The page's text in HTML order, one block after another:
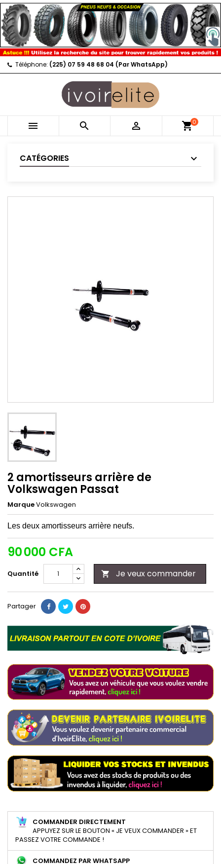
Téléphone: (225) 07 59 48 68 04 (Par WhatsApp)
   shopping_cart0
CATÉGORIES
2 amortisseurs arrière de
Volkswagen Passat
MarqueVolkswagen
Les deux amortisseurs arrière neufs.
90 000 CFA
Quantité  Je veux commander
Partager
COMMANDER DIRECTEMENT
APPUYEZ SUR LE BOUTON « JE VEUX COMMANDER » ET
PASSEZ VOTRE COMMANDE !
COMMANDEZ PAR WHATSAPP